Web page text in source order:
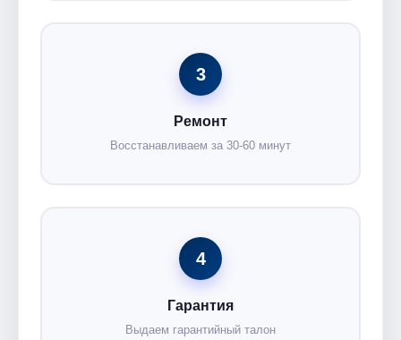
3
Ремонт
Восстанавливаем за 30-60 минут
4
Гарантия
Выдаем гарантийный талон